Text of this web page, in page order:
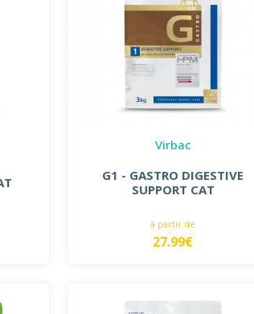
Virbac
G1 - GASTRO DIGESTIVE
SUPPORT CAT
à partir de
27.99€